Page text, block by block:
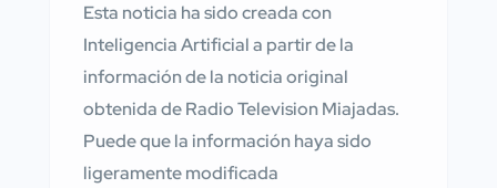
Esta noticia ha sido creada con
Inteligencia Artificial a partir de la
información de la noticia original
obtenida de Radio Television Miajadas.
Puede que la información haya sido
ligeramente modificada